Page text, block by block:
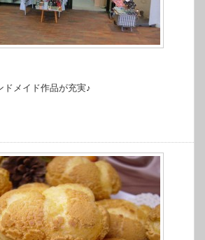
ドメイド作品が充実♪